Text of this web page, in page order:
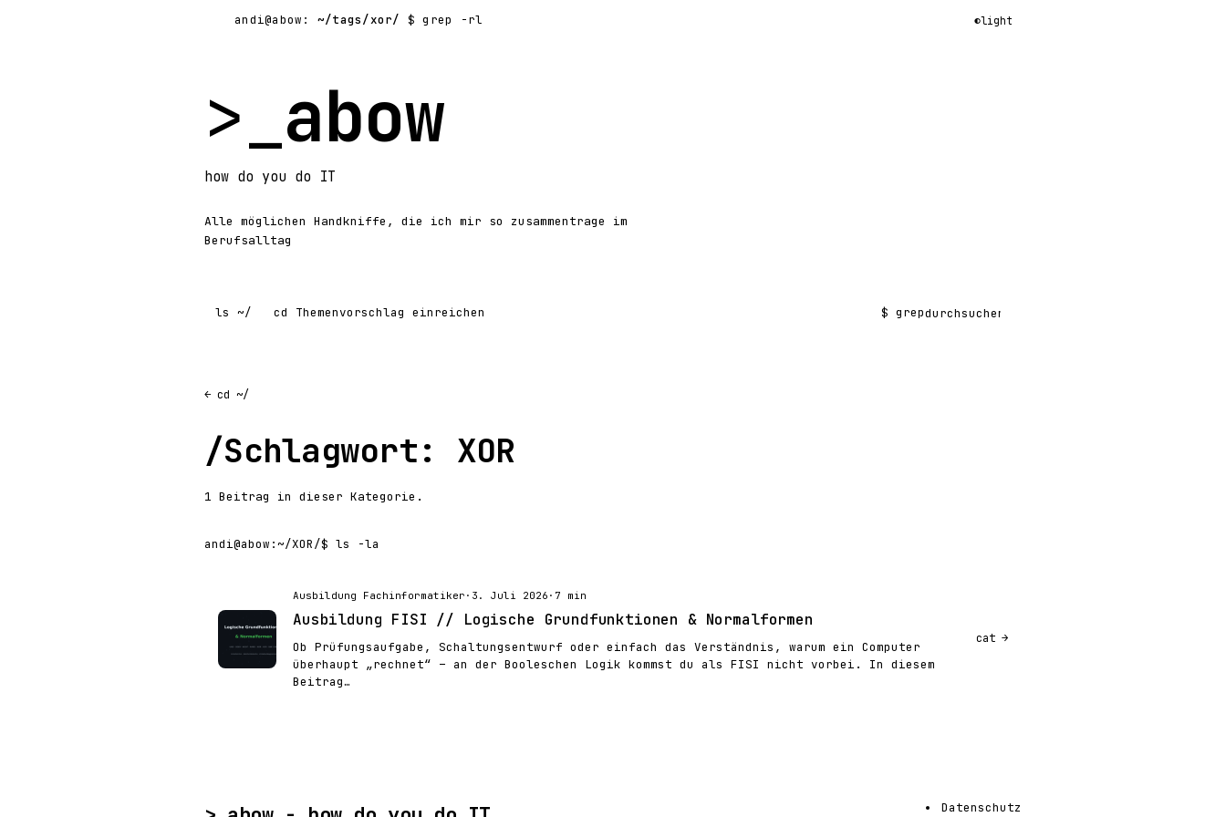
andi@abow: ~/tags/xor/ $ grep -rl ◐light
>_abow
how do you do IT
Alle möglichen Handkniffe, die ich mir so zusammentrage im
Berufsalltag
ls ~/ cd Themenvorschlag einreichen $ grep
Suchen nach:
← cd ~/
/Schlagwort: XOR
1 Beitrag in dieser Kategorie.
andi@abow :~/XOR/$ ls -la
Ausbildung Fachinformatiker · 3. Juli 2026 · 7 min
Ausbildung FISI // Logische Grundfunktionen & Normalformen
Ob Prüfungsaufgabe, Schaltungsentwurf oder einfach das Verständnis, warum ein Computer
überhaupt „rechnet“ – an der Booleschen Logik kommst du als FISI nicht vorbei. In diesem
Beitrag…
cat
Datenschutz